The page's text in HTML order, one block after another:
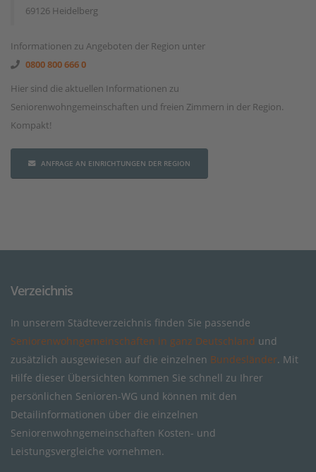
69126 Heidelberg
Informationen zu Angeboten der Region unter
0800 800 666 0
Hier sind die aktuellen Informationen zu
Seniorenwohngemeinschaften und freien Zimmern in der Region.
Kompakt!
ANFRAGE AN EINRICHTUNGEN DER REGION
Verzeichnis
In unserem Städteverzeichnis finden Sie passende
Seniorenwohngemeinschaften in ganz Deutschland und
zusätzlich ausgewiesen auf die einzelnen Bundesländer. Mit
Hilfe dieser Übersichten kommen Sie schnell zu Ihrer
persönlichen Senioren-WG und können mit den
Detailinformationen über die einzelnen
Seniorenwohngemeinschaften Kosten- und
Leistungsvergleiche vornehmen.